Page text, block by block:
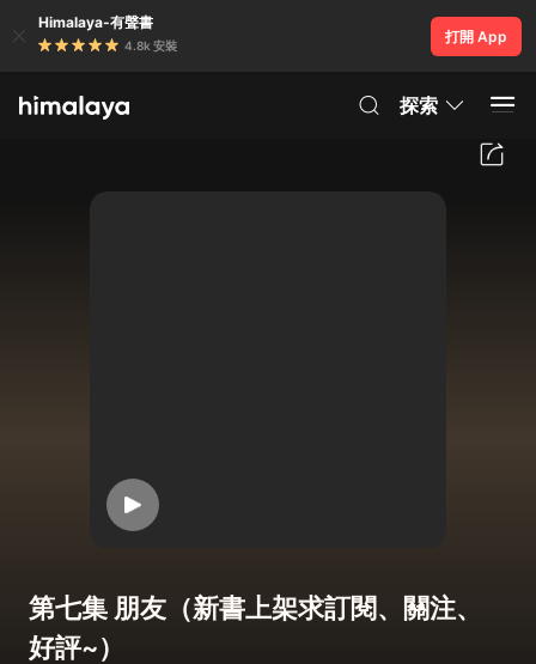
Himalaya-有聲書
4.8k 安裝
打開 App
探索
第七集 朋友（新書上架求訂閱、關注、
好評~）